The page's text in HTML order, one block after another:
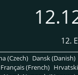
12.
(Czech) Dansk (Danish)
Français (French)